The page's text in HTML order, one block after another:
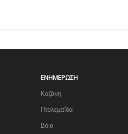
ΕΝΗΜΈΡΩΣΗ
Κοζάνη
Πτολεμαΐδα
Βόιο